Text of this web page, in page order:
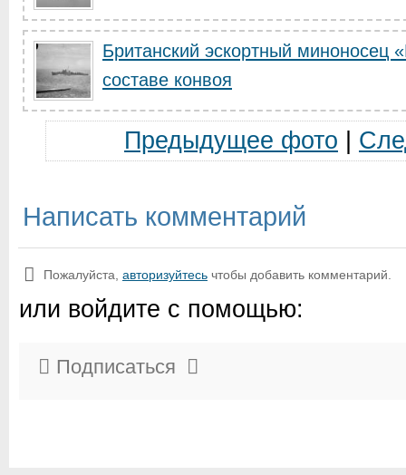
Британский эскортный миноносец
составе конвоя
Предыдущее фото
Написать комментарий
Пожалуйста, авторизуйтесь чтобы добавить комментарий.
или войдите с помощью:
Подписаться